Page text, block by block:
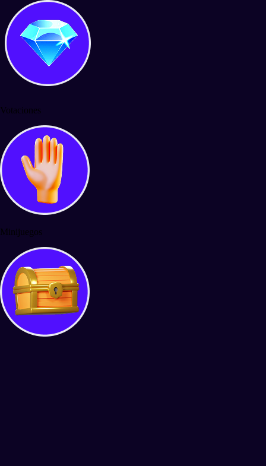
Votaciones
Minijuegos